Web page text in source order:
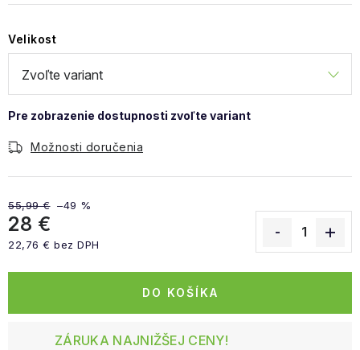
Velikost
Možnosti doručenia
55,99 € –49 %
28 €
22,76 € bez DPH
DO KOŠÍKA
ZÁRUKA NAJNIŽŠEJ CENY!